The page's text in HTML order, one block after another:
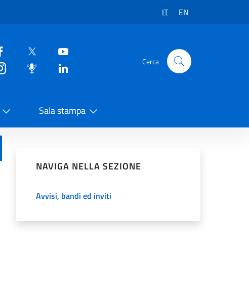
IT EN
Cerca
Sala stampa
NAVIGA NELLA SEZIONE
Avvisi, bandi ed inviti